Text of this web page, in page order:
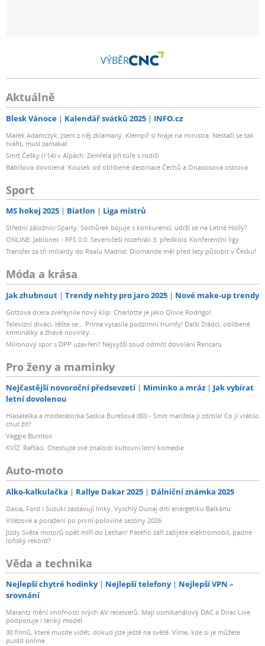
VÝBĚR
Aktuálně
Blesk Vánoce Kalendář svátků 2025 INFO.cz
Marek Adamczyk: Jsem z něj zklamaný. Klempíř si hraje na ministra. Nestačí se tak
tvářit, musí zamakat
Smrt Češky (†14) v Alpách: Zemřela při túře s rodiči
Babišova dovolená: Kousek od oblíbené destinace Čechů a Onassisova ostrova
Sport
MS hokej 2025 Biatlon Liga mistrů
Střední záložníci Sparty: Sochůrek bojuje s konkurencí, udrží se na Letné Hollý?
ONLINE: Jablonec - RFS 0:0. Severočeši rozehráli 3. předkolo Konferenční ligy
Transfer za tři miliardy do Realu Madrid: Diomande měl před lety působit v Česku!
Móda a krása
Jak zhubnout Trendy nehty pro jaro 2025 Nové make-up trendy
Gottova dcera zveřejnila nový klip: Charlotte je jako Olivie Rodrigo!
Televizní diváci, těšte se... Prima vytasila podzimní trumfy! Další Zrádci, oblíbené
kriminálky a žhavé novinky...
Milionový spor s DPP uzavřen? Nejvyšší soud odmítl dovolání Rencaru
Pro ženy a maminky
Nejčastější novoroční předsevzetí Miminko a mráz
Jak vybírat
letní dovolenou
Hlasatelka a moderátorka Saskia Burešová (80) - Smrt manžela ji zdrtila! Co jí vrátilo
chuť žít?
Veggie Burritos
KVÍZ: Rafťáci. Otestujte své znalosti kultovní letní komedie
Auto-moto
Alko-kalkulačka Rallye Dakar 2025 Dálniční známka 2025
Dacia, Ford i Suzuki zastavují linky. Vyschlý Dunaj drtí energetiku Balkánu
Vítězové a poražení po první polovině sezóny 2026
Jízdy Světa motorů opět míří do Letňan! Pátého září zažijete elektromobil, padne
loňský rekord?
Věda a technika
Nejlepší chytré hodinky Nejlepší telefony
Nejlepší VPN –
srovnání
Marantz mění vnitřnosti svých AV receiverů. Mají osmikanálový DAC a Dirac Live
podporuje i tenký model
30 filmů, které musíte vidět, dokud jste ještě na světě. Víme, kde si je můžete
pustit online